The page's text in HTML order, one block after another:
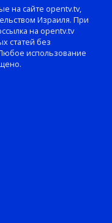
на сайте opentv.tv,
Израиля. При
на opentv.tv
статей без
использование